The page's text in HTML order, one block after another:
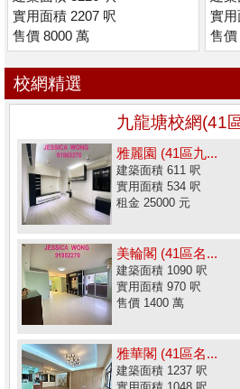
實用面積 2207 呎
售價 8000 萬
實用
售價
校網精選
九龍塘校網(41
雅麗園 (41區九...
建築面積 611 呎
實用面積 534 呎
租金 25000 元
美輪閣 (41區名...
建築面積 1090 呎
實用面積 970 呎
售價 1400 萬
雅華閣 (41區名...
建築面積 1237 呎